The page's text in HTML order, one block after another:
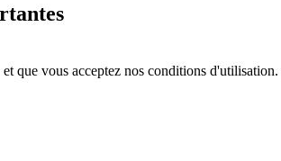
que vous acceptez nos conditions d'utilisation.